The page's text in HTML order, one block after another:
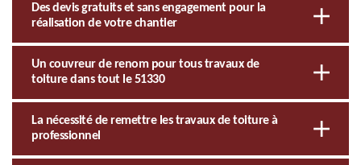
Des devis gratuits et sans engagement pour la
réalisation de votre chantier
Un couvreur de renom pour tous travaux de
toiture dans tout le 51330
La nécessité de remettre les travaux de toiture à
professionnel